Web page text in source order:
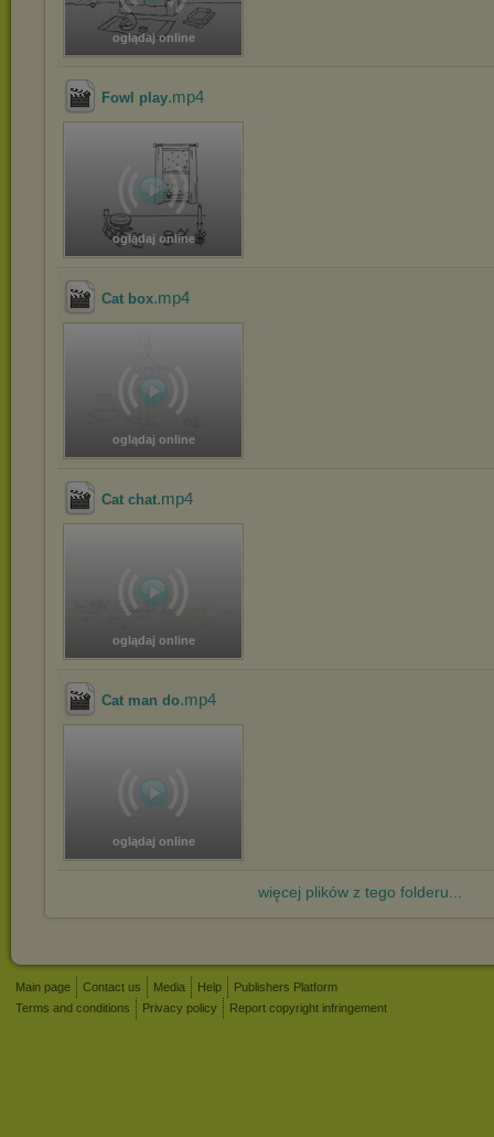
oglądaj online
Fowl play.mp4
oglądaj online
Cat box.mp4
oglądaj online
Cat chat.mp4
oglądaj online
Cat man do.mp4
oglądaj online
więcej plików z tego folderu...
Main page Contact us Media Help
Publishers Platform
Terms and conditions
Privacy policy Report copyright infringement